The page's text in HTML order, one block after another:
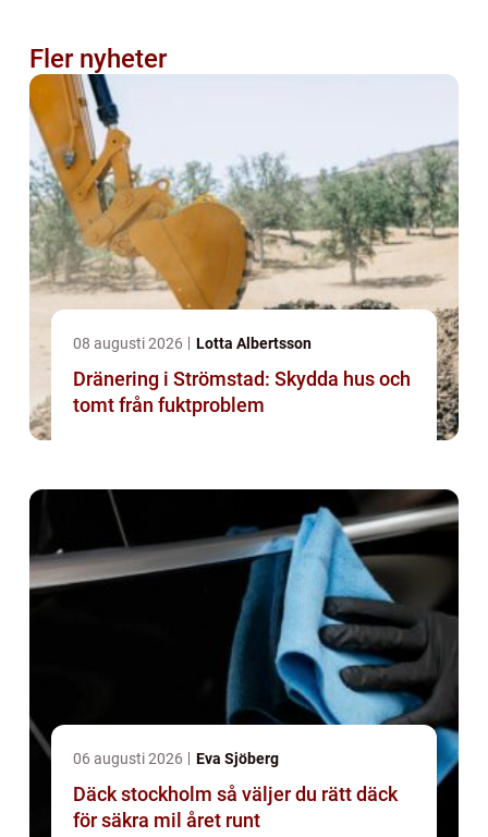
Fler nyheter
08 augusti 2026 Lotta Albertsson
Dränering i Strömstad: Skydda hus och
tomt från fuktproblem
06 augusti 2026 Eva Sjöberg
Däck stockholm så väljer du rätt däck
för säkra mil året runt